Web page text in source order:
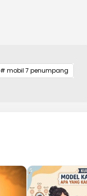
# mobil 7 penumpang